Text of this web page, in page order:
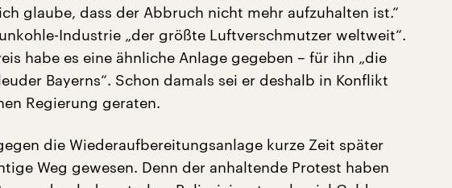
glaube, dass der Abbruch nicht mehr aufzuhalten ist.“
Industrie „der größte Luftverschmutzer weltweit“.
habe es eine ähnliche Anlage gegeben – für ihn „die
Bayerns“. Schon damals sei er deshalb in Konflikt
Regierung geraten.
die Wiederaufbereitungsanlage kurze Zeit später
Weg gewesen. Denn der anhaltende Protest haben